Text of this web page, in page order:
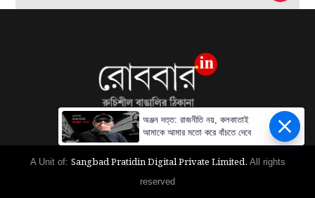
A Unit of: Sangbad Pratidin Digital Private Limited. All rights
reserved
অঞ্জন দত্ত: রাজনীতি নয়, কলকাতাই
আমাকে আমার মতো করে বাঁচতে দেবে